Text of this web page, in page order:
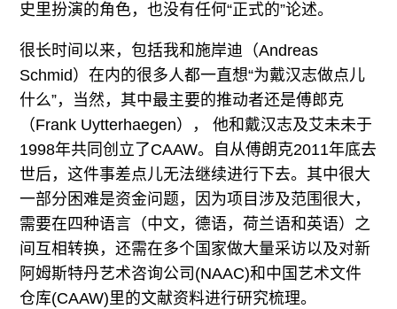
史里扮演的角色，也没有任何“正式的”论述。
很长时间以来，包括我和施岸迪（Andreas
Schmid）在内的很多人都一直想“为戴汉志做点儿
什么”，当然，其中最主要的推动者还是傅郎克
（Frank Uytterhaegen）， 他和戴汉志及艾未未于
1998年共同创立了CAAW。自从傅朗克2011年底去
世后，这件事差点儿无法继续进行下去。其中很大
一部分困难是资金问题，因为项目涉及范围很大，
需要在四种语言（中文，德语，荷兰语和英语）之
间互相转换，还需在多个国家做大量采访以及对新
阿姆斯特丹艺术咨询公司(NAAC)和中国艺术文件
仓库(CAAW)里的文献资料进行研究梳理。